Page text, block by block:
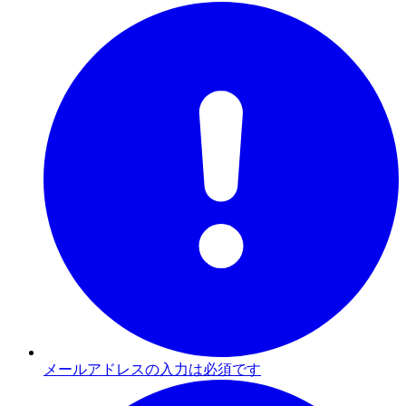
メールアドレスの入力は必須です